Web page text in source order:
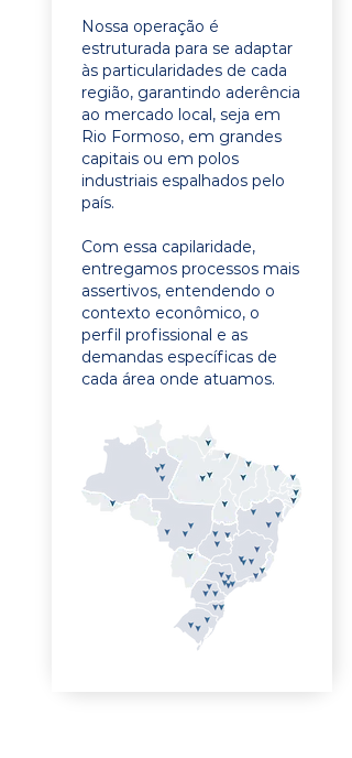
Nossa operação é
estruturada para se adaptar
às particularidades de cada
região, garantindo aderência
ao mercado local, seja em
Rio Formoso, em grandes
capitais ou em polos
industriais espalhados pelo
país.
Com essa capilaridade,
entregamos processos mais
assertivos, entendendo o
contexto econômico, o
perfil profissional e as
demandas específicas de
cada área onde atuamos.